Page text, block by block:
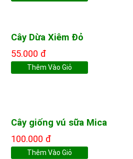
Cây Dừa Xiêm Đỏ
55.000 đ
Thêm Vào Giỏ
Cây giống vú sữa Mica
100.000 đ
Thêm Vào Giỏ